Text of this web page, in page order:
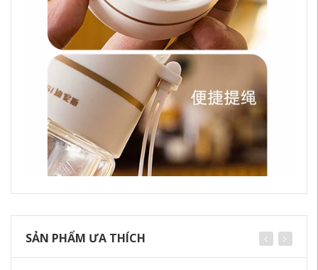
SẢN PHẨM ƯA THÍCH